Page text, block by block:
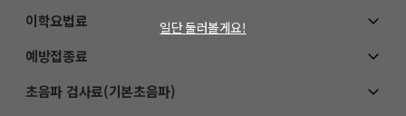
이학요법료
예방접종료
초음파 검사료(기본초음파)
일단 둘러볼게요!